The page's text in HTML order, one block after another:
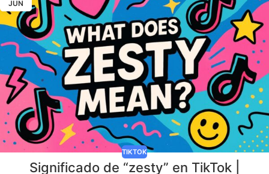
JUN
TIKTOK
Significado de “zesty” en TikTok |